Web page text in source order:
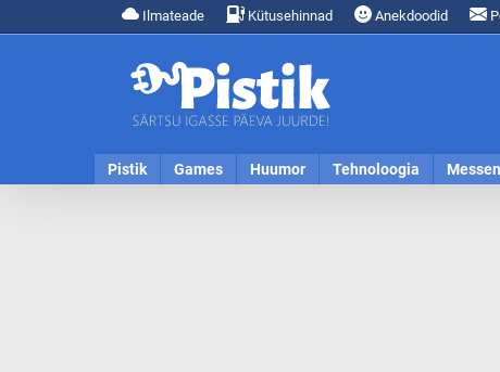
Ilmateade Kütusehinnad Anekdoodid
Pistik Games Huumor Tehnoloogia